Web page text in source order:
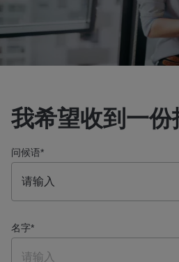
我希望收到一份
问候语*
名字*